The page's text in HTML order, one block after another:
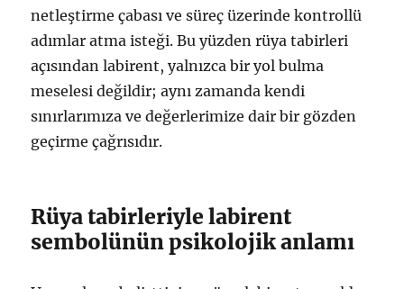
netleştirme çabası ve süreç üzerinde kontrollü
adımlar atma isteği. Bu yüzden rüya tabirleri
açısından labirent, yalnızca bir yol bulma
meselesi değildir; aynı zamanda kendi
sınırlarımıza ve değerlerimize dair bir gözden
geçirme çağrısıdır.
Rüya tabirleriyle labirent
sembolünün psikolojik anlamı